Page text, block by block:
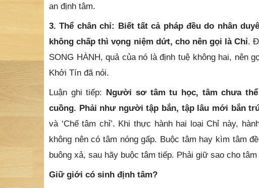
an định tâm.
3. Thể chân chỉ: Biết tất cả pháp đều do nhân
không chấp thì vọng niệm dứt, cho nên gọi là Chỉ.
SONG HÀNH, quả của nó là định tuệ không hai, nên
Khởi Tín đã nói.
Luận ghi tiếp: Người sơ tâm tu học, tâm chưa
cuồng. Phải như người tập bắn, tập lâu mới bắn
và ‘Chế tâm chỉ’. Khi thực hành hai loại Chỉ này,
không nên có tâm nóng gấp. Buộc tâm hay kìm tâm
buông xả, sau hãy buộc tâm tiếp. Phải giữ sao cho
Giữ giới có sinh định tâm?